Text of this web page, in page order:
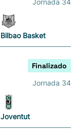
Jornada 34
Bilbao Basket
Finalizado
Jornada 34
Joventut